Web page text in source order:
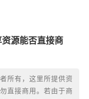
源能否直接商
所有，这里所提供资
直接商用。若由于商